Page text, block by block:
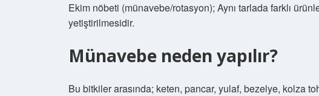
Ekim nöbeti (münavebe/rotasyon); Aynı tarlada farklı
yetiştirilmesidir.
Münavebe neden yapılır?
Bu bitkiler arasında; keten, pancar, yulaf, bezelye, kolza